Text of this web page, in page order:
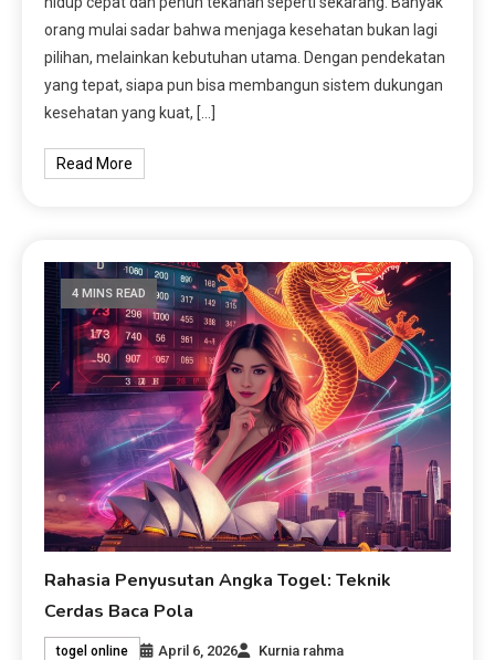
orang mulai sadar bahwa menjaga kesehatan bukan lagi
pilihan, melainkan kebutuhan utama. Dengan pendekatan
yang tepat, siapa pun bisa membangun sistem dukungan
kesehatan yang kuat, […]
Read More
4 MINS READ
Rahasia Penyusutan Angka Togel: Teknik
Cerdas Baca Pola
togel online April 6, 2026 Kurnia rahma